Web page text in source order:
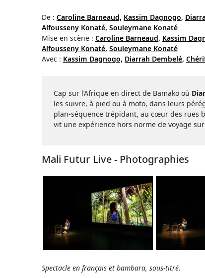
De : Caroline Barneaud, Kassim Dagnogo,
Alfousseny Konaté, Souleymane Konaté
Mise en scène : Caroline Barneaud, Kassim
Alfousseny Konaté, Souleymane Konaté
Avec : Kassim Dagnogo, Diarrah Dembelé,
Cap sur l’Afrique en direct de Bamako où
les suivre, à pied ou à moto, dans leurs
plan-séquence trépidant, au cœur des rues
vit une expérience hors norme de voyage
Mali Futur Live - Photographies
Spectacle en français et bambara, sous-titré.